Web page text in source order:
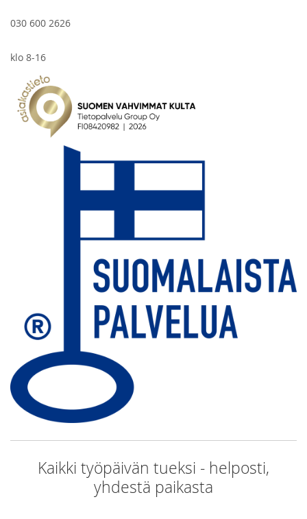
030 600 2626
klo 8-16
Kaikki työpäivän tueksi - helposti,
yhdestä paikasta